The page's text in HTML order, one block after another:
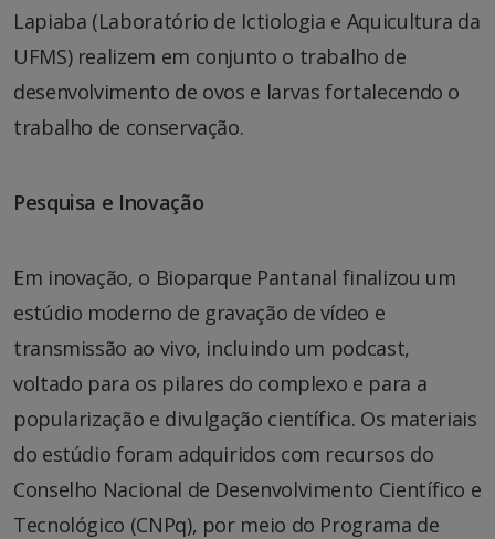
Lapiaba (Laboratório de Ictiologia e Aquicultura da
UFMS) realizem em conjunto o trabalho de
desenvolvimento de ovos e larvas fortalecendo o
trabalho de conservação.
Pesquisa e Inovação
Em inovação, o Bioparque Pantanal finalizou um
estúdio moderno de gravação de vídeo e
transmissão ao vivo, incluindo um podcast,
voltado para os pilares do complexo e para a
popularização e divulgação científica. Os materiais
do estúdio foram adquiridos com recursos do
Conselho Nacional de Desenvolvimento Científico e
Tecnológico (CNPq), por meio do Programa de